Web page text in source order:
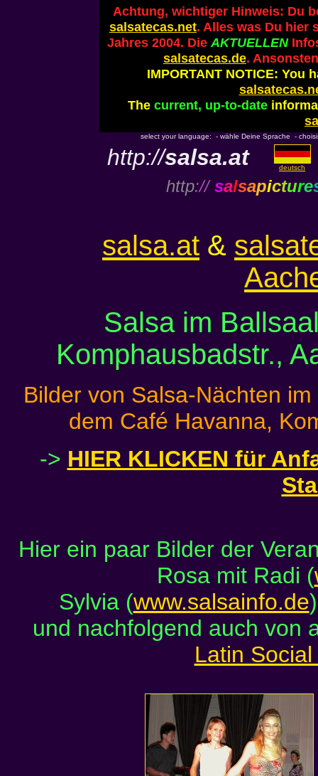
Achtung, wichtiger Hinweis: Du
salsatecas.net. Alles was Du hier
Jahres 2004. Die AKTUELLEN
salsatecas.de.
IMPORTANT NOTICE: You
The current, up-to-date
select your language: - wähle Deine Sprache -
http://salsa.at deutsch
http:// salsapicture
salsa.at &
Salsa im
Komphausbadstr.,
Bilder von Salsa-Nächten
dem Café Havanna,
-> HIER KLICKEN für
Hier ein paar Bilder der
Rosa mit Radi (
Sylvia (www.salsainfo.de
und nachfolgend auch von
Latin